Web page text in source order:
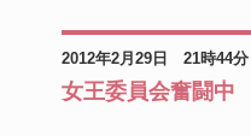
2012年2月29日 21時44分
女王委員会奮闘中